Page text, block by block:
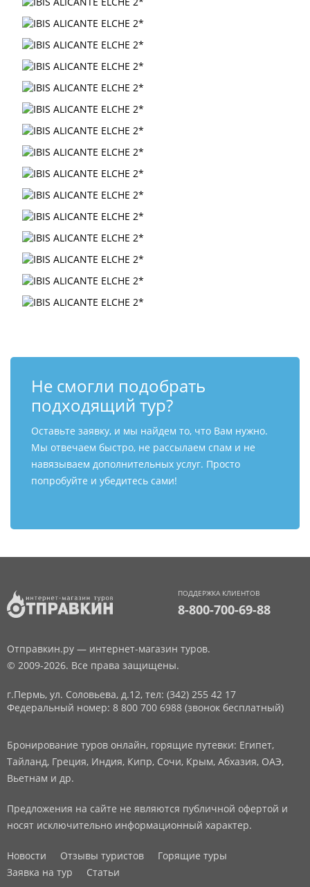
Не смогли подобрать
подходящий тур?
Оставьте заявку, и мы найдем то, что Вам нужно.
Мы отвечаем быстро, не рассылаем спам и не
навязываем дополнительных услуг. Просто
попробуйте и убедитесь сами!
ПОДДЕРЖКА КЛИЕНТОВ
8-800-700-69-88
Отправкин.ру — интернет-магазин туров.
© 2009-2026. Все права защищены.
г.Пермь, ул. Соловьева, д.12, тел: (342) 255 42 17
Федеральный номер: 8 800 700 6988 (звонок бесплатный)
Бронирование туров онлайн, горящие путевки: Египет,
Тайланд, Греция, Индия, Кипр, Сочи, Крым, Абхазия, ОАЭ,
Вьетнам и др.
Предложения на сайте не являются публичной офертой и
носят исключительно информационный характер.
Новости Отзывы туристов
Горящие туры
Заявка на тур
Статьи